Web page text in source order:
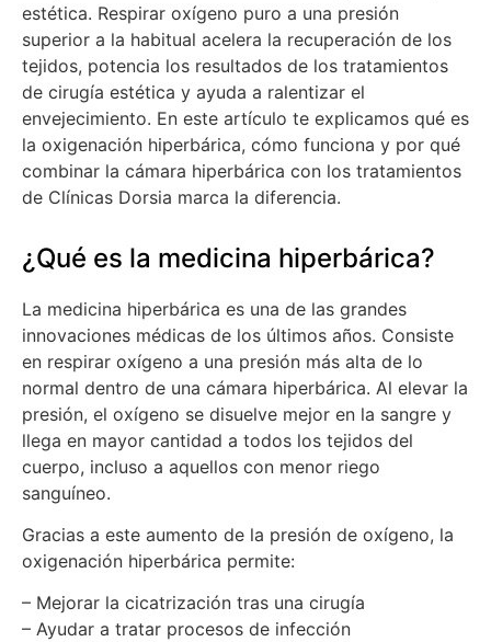
estética. Respirar oxígeno puro a una presión
superior a la habitual acelera la recuperación de los
tejidos, potencia los resultados de los tratamientos
de cirugía estética y ayuda a ralentizar el
envejecimiento. En este artículo te explicamos qué es
la oxigenación hiperbárica, cómo funciona y por qué
combinar la cámara hiperbárica con los tratamientos
de Clínicas Dorsia marca la diferencia.
¿Qué es la medicina hiperbárica?
La medicina hiperbárica es una de las grandes
innovaciones médicas de los últimos años. Consiste
en respirar oxígeno a una presión más alta de lo
normal dentro de una cámara hiperbárica. Al elevar la
presión, el oxígeno se disuelve mejor en la sangre y
llega en mayor cantidad a todos los tejidos del
cuerpo, incluso a aquellos con menor riego
sanguíneo.
Gracias a este aumento de la presión de oxígeno, la
oxigenación hiperbárica permite:
– Mejorar la cicatrización tras una cirugía
– Ayudar a tratar procesos de infección